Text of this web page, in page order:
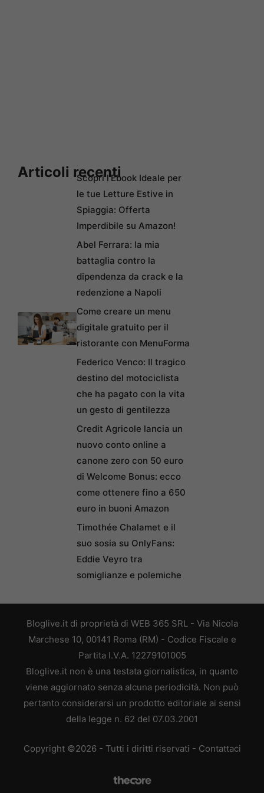
Articoli recentiScopri l’Ebook Ideale per
le tue Letture Estive in
Spiaggia: Offerta
Imperdibile su Amazon!
Abel Ferrara: la mia
battaglia contro la
dipendenza da crack e la
redenzione a Napoli
Come creare un menu
digitale gratuito per il
ristorante con MenuForma
Federico Venco: Il tragico
destino del motociclista
che ha pagato con la vita
un gesto di gentilezza
Credit Agricole lancia un
nuovo conto online a
canone zero con 50 euro
di Welcome Bonus: ecco
come ottenere fino a 650
euro in buoni Amazon
Timothée Chalamet e il
suo sosia su OnlyFans:
Eddie Veyro tra
somiglianze e polemiche
Bloglive.it di proprietà di WEB 365 SRL - Via Nicola
Marchese 10, 00141 Roma (RM) - Codice Fiscale e
Partita I.V.A. 12279101005
Bloglive.it non è una testata giornalistica, in quanto
viene aggiornato senza alcuna periodicità. Non può
pertanto considerarsi un prodotto editoriale ai sensi
della legge n. 62 del 07.03.2001
Copyright ©2026 - Tutti i diritti riservati - Contattaci